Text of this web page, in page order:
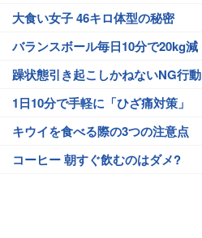
大食い女子 46キロ体型の秘密
バランスボール毎日10分で20kg減
躁状態引き起こしかねないNG行動
1日10分で手軽に「ひざ痛対策」
キウイを食べる際の3つの注意点
コーヒー 朝すぐ飲むのはダメ?